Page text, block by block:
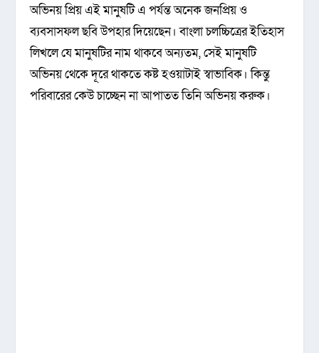
অভিনয় প্রিয় এই মানুষটি এ পর্যন্ত অনেক জনপ্রিয় ও
ব্যবসাসফল ছবি উপহার দিয়েছেন। বাংলা চলচ্চিত্রের ইতিহাস
লিখলে যে মানুষটির নাম থাকবে অন্যতম, সেই মানুষটি
অভিনয় থেকে দূরে থাকতে কষ্ট হওয়াটাই স্বাভাবিক। কিন্তু
পরিবারের কেউ চাচ্ছেন না আপাতত তিনি অভিনয় করুক।